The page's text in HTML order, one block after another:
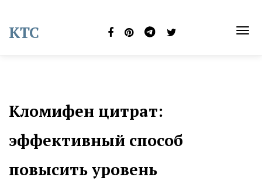
content
KTC
Кломифен цитрат:
эффективный способ
повысить уровень